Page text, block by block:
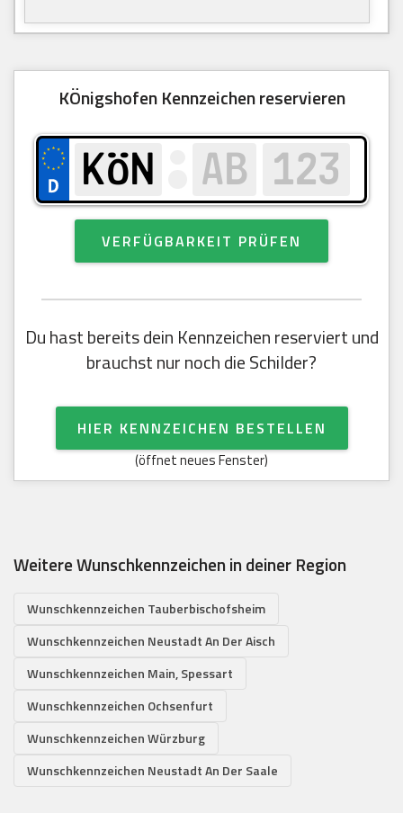
KÖnigshofen Kennzeichen reservieren
VERFÜGBARKEIT PRÜFEN
Du hast bereits dein Kennzeichen reserviert und
brauchst nur noch die Schilder?
HIER KENNZEICHEN BESTELLEN
(öffnet neues Fenster)
Weitere Wunschkennzeichen in deiner Region
Wunschkennzeichen Tauberbischofsheim
Wunschkennzeichen Neustadt An Der Aisch
Wunschkennzeichen Main, Spessart
Wunschkennzeichen Ochsenfurt
Wunschkennzeichen Würzburg
Wunschkennzeichen Neustadt An Der Saale